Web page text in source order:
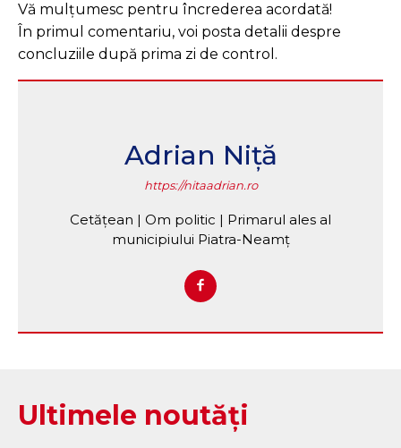
Vă mulțumesc pentru încrederea acordată!
În primul comentariu, voi posta detalii despre
concluziile după prima zi de control.
Adrian Niță
https://nitaadrian.ro
Cetățean | Om politic | Primarul ales al
municipiului Piatra-Neamț
Ultimele noutăți